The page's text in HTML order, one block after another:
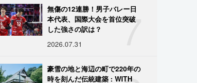
7
無傷の12連勝！男子バレー日
本代表、国際大会を首位突破
した強さの訳は？
2026.07.31
豪雪の地と海辺の町で220年の
時を刻んだ伝統建築 : WITH